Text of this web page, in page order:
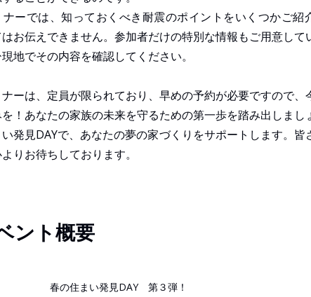
ナーでは、知っておくべき耐震のポイントをいくつかご紹
お伝えできません。参加者だけの特別な情報もご用意して
地でその内容を確認してください。
ーは、定員が限られており、早めの予約が必要ですので、
！あなたの家族の未来を守るための第一歩を踏み出しまし
発見DAYで、あなたの夢の家づくりをサポートします。皆
りお待ちしております。
ント概要
春の住まい発見DAY 第３弾！